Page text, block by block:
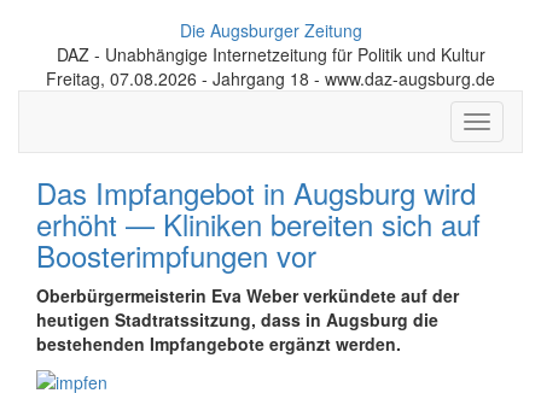
Die Augsburger Zeitung
DAZ - Unabhängige Internetzeitung für Politik und Kultur
Freitag, 07.08.2026 - Jahrgang 18 - www.daz-augsburg.de
Toggle
Das Impfangebot in Augsburg wird
erhöht — Kliniken bereiten sich auf
Boosterimpfungen vor
Oberbürgermeisterin Eva Weber verkündete auf der
heutigen Stadtratssitzung, dass in Augsburg die
bestehenden Impfangebote ergänzt werden.